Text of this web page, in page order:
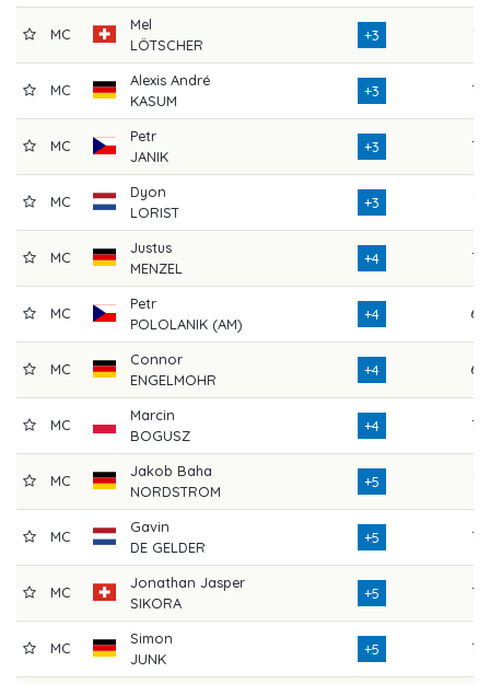
MC
Mel
LÖTSCHER
+3 71
MC
Alexis André
KASUM
+3 75
MC
Petr
JANIK
+3 72
MC
Dyon
LORIST
+3 74
MC
Justus
MENZEL
+4 72
MC
Petr
POLOLANIK (AM)
+4 69
MC
Connor
ENGELMOHR
+4 68
MC
Marcin
BOGUSZ
+4 73
MC
Jakob Baha
NORDSTROM
+5 71
MC
Gavin
DE GELDER
+5 73
MC
Jonathan Jasper
SIKORA
+5 72
MC
Simon
JUNK
+5 72